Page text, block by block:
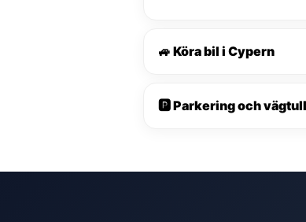
🚙 Köra bil i Cypern
🅿️ Parkering och